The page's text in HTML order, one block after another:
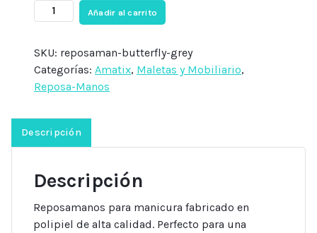
Reposamanos
Butterfly
Grey,
Amatix
cantidad
Añadir al carrito
SKU: reposaman-butterfly-grey
Categorías: Amatix, Maletas y Mobiliario,
Reposa-Manos
Descripción
Descripción
Reposamanos para manicura fabricado en
polipiel de alta calidad. Perfecto para una